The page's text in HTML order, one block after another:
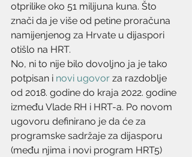
otprilike oko 51 milijuna kuna. Što
znači da je više od petine proračuna
namijenjenog za Hrvate u dijaspori
otišlo na HRT.
No, ni to nije bilo dovoljno ja je tako
potpisan i novi ugovor za razdoblje
od 2018. godine do kraja 2022. godine
između Vlade RH i HRT-a. Po novom
ugovoru definirano je da će za
programske sadržaje za dijasporu
(među njima i novi program HRT5)